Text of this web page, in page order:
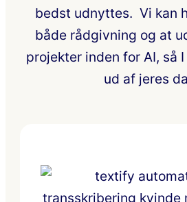
bedst udnyttes. Vi kan
både rådgivning og at
projekter inden for AI, så
ud af jeres